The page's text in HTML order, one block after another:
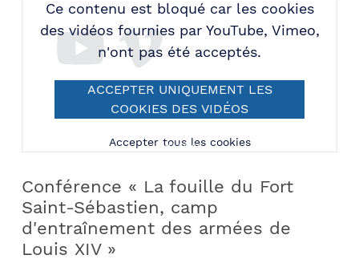
Ce contenu est bloqué car les cookies
des vidéos fournies par YouTube, Vimeo,
n'ont pas été acceptés.
ACCEPTER UNIQUEMENT LES
COOKIES DES VIDÉOS
VIMEO
Accepter tous les cookies
Conférence « La fouille du Fort
Saint-Sébastien, camp
d'entraînement des armées de
Louis XIV »